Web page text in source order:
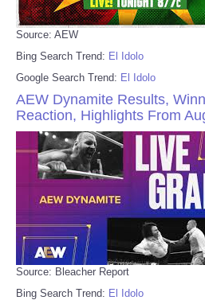
Source: AEW
Bing Search Trend: El Idolo
Google Search Trend: El Idolo
AEW Dynamite Results,
Reaction, Highlights From
Source: Bleacher Report
Bing Search Trend: El Idolo